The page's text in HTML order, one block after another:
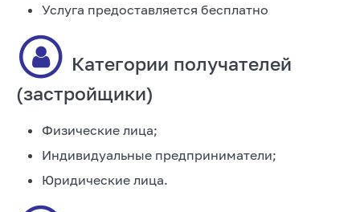
Услуга предоставляется бесплатно
Категории получателей
(застройщики)
Физические лица;
Индивидуальные предприниматели;
Юридические лица.